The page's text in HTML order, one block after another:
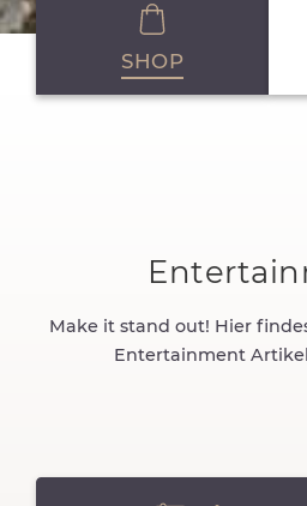
SHOP
Make it stand out! Hier
Entertainment